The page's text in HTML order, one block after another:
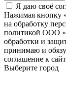
Я даю своё
Нажимая кнопку
на обработку
политикой ООО
обработки и
принимаю и
соглашение к
Выберите город